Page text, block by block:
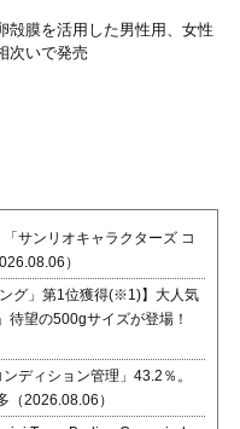
殻膜を活用した男性用、女性
次いで発売
サンリオキャラクターズ コ
）
グ」第1位獲得(※1)】大人気
待望の500gサイズが登場！
ディション管理」43.2％。
（2026.08.06）